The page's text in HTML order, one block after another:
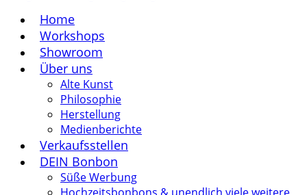
Home
Workshops
Showroom
Über uns
Alte Kunst
Philosophie
Herstellung
Medienberichte
Verkaufsstellen
DEIN Bonbon
Süße Werbung